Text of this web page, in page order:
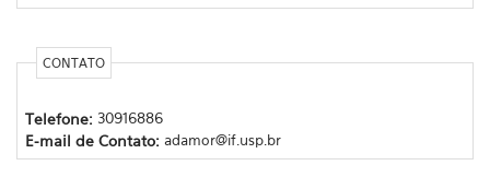
CONTATO
Telefone: 30916886
E-mail de Contato: adamor@if.usp.br